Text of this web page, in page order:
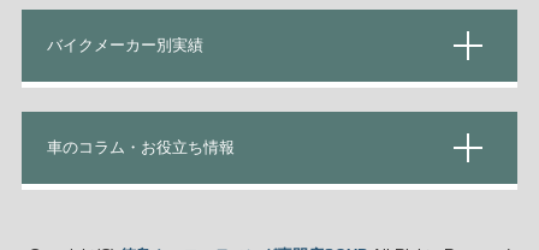
バイクメーカー別実績
車のコラム・お役立ち情報